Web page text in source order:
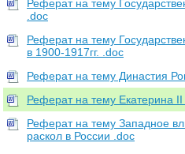
Реферат на тему
.doc
Реферат на тему
в 1900-1917гг. .doc
Реферат на тему Династия
Реферат на тему Екатерина
Реферат на тему Западное
раскол в России .doc